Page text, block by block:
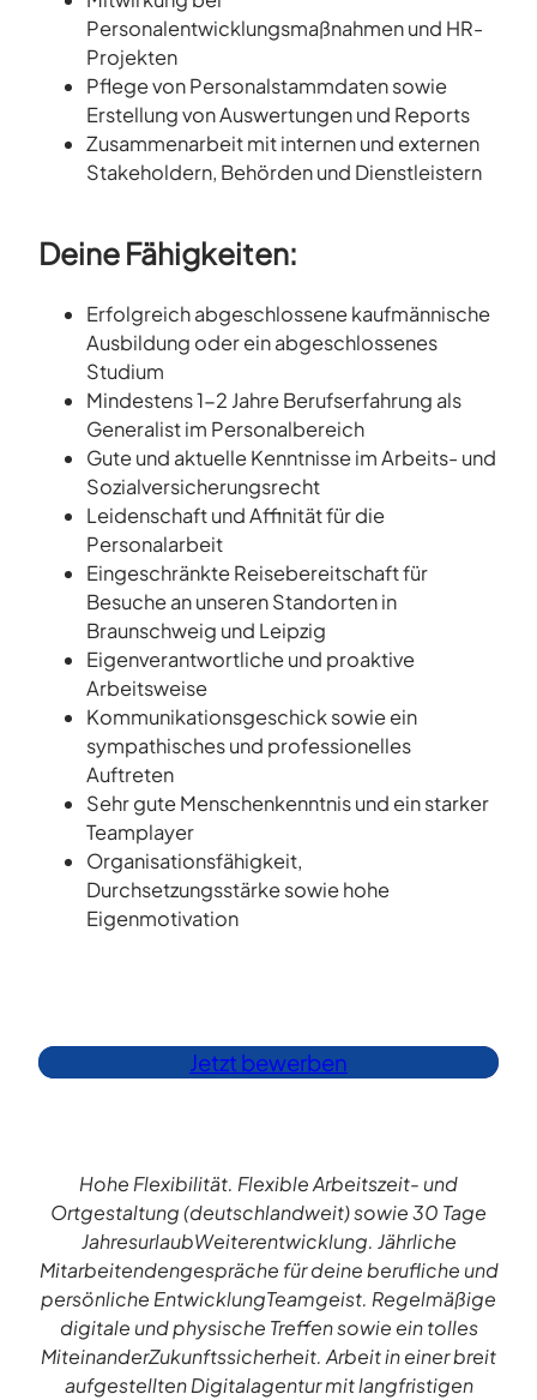
Personalentwicklungsmaßnahmen und HR-
Projekten
Pflege von Personalstammdaten sowie
Erstellung von Auswertungen und Reports
Zusammenarbeit mit internen und externen
Stakeholdern, Behörden und Dienstleistern
Deine Fähigkeiten:
Erfolgreich abgeschlossene kaufmännische
Ausbildung oder ein abgeschlossenes
Studium
Mindestens 1-2 Jahre Berufserfahrung als
Generalist im Personalbereich
Gute und aktuelle Kenntnisse im Arbeits- und
Sozialversicherungsrecht
Leidenschaft und Affinität für die
Personalarbeit
Eingeschränkte Reisebereitschaft für
Besuche an unseren Standorten in
Braunschweig und Leipzig
Eigenverantwortliche und proaktive
Arbeitsweise
Kommunikationsgeschick sowie ein
sympathisches und professionelles
Auftreten
Sehr gute Menschenkenntnis und ein starker
Teamplayer
Organisationsfähigkeit,
Durchsetzungsstärke sowie hohe
Eigenmotivation
Jetzt bewerben
Hohe Flexibilität. Flexible Arbeitszeit- und
Ortgestaltung (deutschlandweit) sowie 30 Tage
JahresurlaubWeiterentwicklung. Jährliche
Mitarbeitendengespräche für deine berufliche und
persönliche EntwicklungTeamgeist. Regelmäßige
digitale und physische Treffen sowie ein tolles
MiteinanderZukunftssicherheit. Arbeit in einer breit
aufgestellten Digitalagentur mit langfristigen